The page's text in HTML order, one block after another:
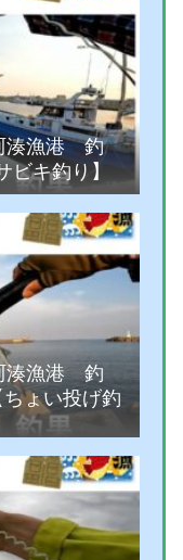
湊漁港 釣
ビキ釣り】
湊漁港 釣
ょい投げ釣